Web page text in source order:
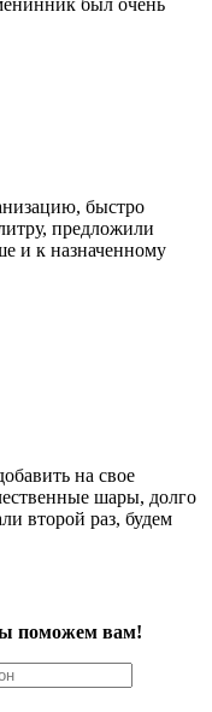
был очень
быстро
предложили
и к назначенному
на свое
шары, долго
второй раз, будем
поможем вам!